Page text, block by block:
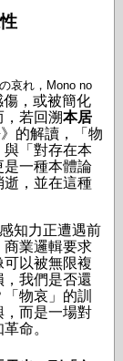
の哀れ，Mono no
，或被簡化
若回溯本居
的解讀，「物
與「對存在本
是一種本體論
，並在這種
知力正遭遇前
商業邏輯要求
以被無限複
我們是否還
物哀」的訓
，而是一場對
命。